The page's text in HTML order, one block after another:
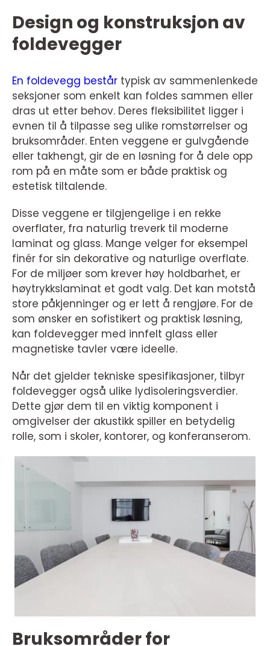
Design og konstruksjon av
foldevegger
En foldevegg består typisk av sammenlenkede
seksjoner som enkelt kan foldes sammen eller
dras ut etter behov. Deres fleksibilitet ligger i
evnen til å tilpasse seg ulike romstørrelser og
bruksområder. Enten veggene er gulvgående
eller takhengt, gir de en løsning for å dele opp
rom på en måte som er både praktisk og
estetisk tiltalende.
Disse veggene er tilgjengelige i en rekke
overflater, fra naturlig treverk til moderne
laminat og glass. Mange velger for eksempel
finér for sin dekorative og naturlige overflate.
For de miljøer som krever høy holdbarhet, er
høytrykkslaminat et godt valg. Det kan motstå
store påkjenninger og er lett å rengjøre. For de
som ønsker en sofistikert og praktisk løsning,
kan foldevegger med innfelt glass eller
magnetiske tavler være ideelle.
Når det gjelder tekniske spesifikasjoner, tilbyr
foldevegger også ulike lydisoleringsverdier.
Dette gjør dem til en viktig komponent i
omgivelser der akustikk spiller en betydelig
rolle, som i skoler, kontorer, og konferanserom.
Bruksområder for